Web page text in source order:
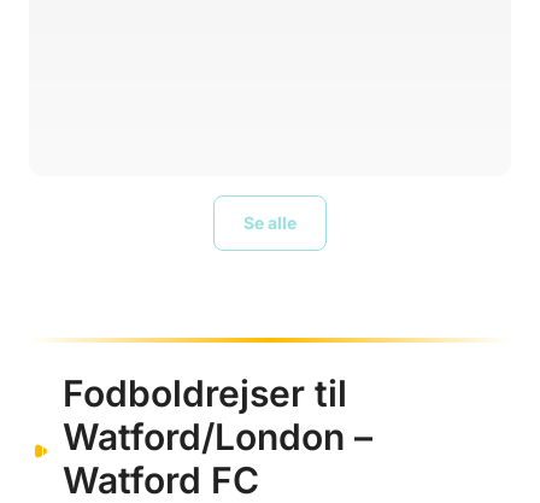
Se alle
Fodboldrejser til
Watford/London –
Watford FC